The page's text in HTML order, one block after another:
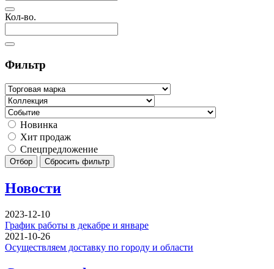
Кол-во.
Фильтр
Новинка
Хит продаж
Спецпредложение
Отбор Сбросить фильтр
Новости
2023-12-10
График работы в декабре и январе
2021-10-26
Осуществляем доставку по городу и области